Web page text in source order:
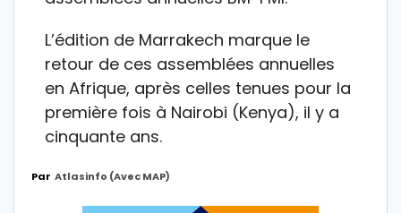
L’édition de Marrakech marque le
retour de ces assemblées annuelles
en Afrique, après celles tenues pour la
première fois à Nairobi (Kenya), il y a
cinquante ans.
Par Atlasinfo (avec MAP)